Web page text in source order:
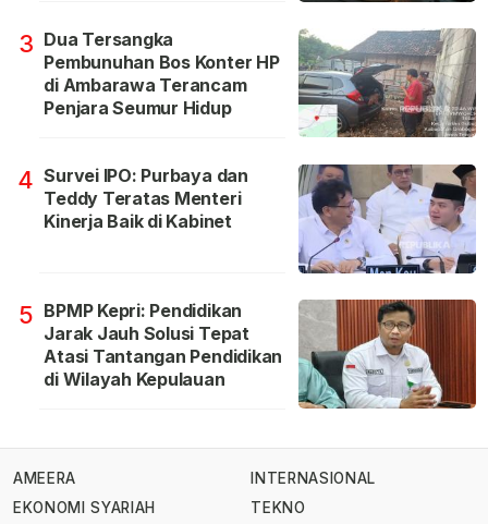
3 Dua Tersangka
Pembunuhan Bos Konter HP
di Ambarawa Terancam
Penjara Seumur Hidup
4 Survei IPO: Purbaya dan
Teddy Teratas Menteri
Kinerja Baik di Kabinet
5 BPMP Kepri: Pendidikan
Jarak Jauh Solusi Tepat
Atasi Tantangan Pendidikan
di Wilayah Kepulauan
AMEERA
EKONOMI SYARIAH
INTERNASIONAL
TEKNO